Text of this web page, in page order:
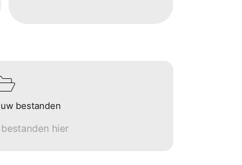
bestanden
hier